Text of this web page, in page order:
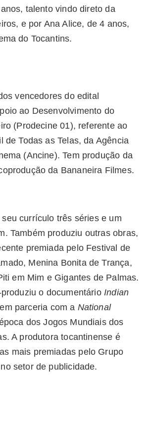
talento vindo direto da
e por Ana Alice, de 4 anos,
do Tocantins.
vencedores do edital
ao Desenvolvimento do
(Prodecine 01), referente ao
de Todas as Telas, da Agência
(Ancine). Tem produção da
da Bananeira Filmes.
currículo três séries e um
Também produziu outras obras,
premiada pelo Festival de
Menina Bonita de Trança,
em Mim e Gigantes de Palmas.
o documentárioIndian
parceria com a National
dos Jogos Mundiais dos
A produtora tocantinense é
mais premiadas pelo Grupo
setor de publicidade.